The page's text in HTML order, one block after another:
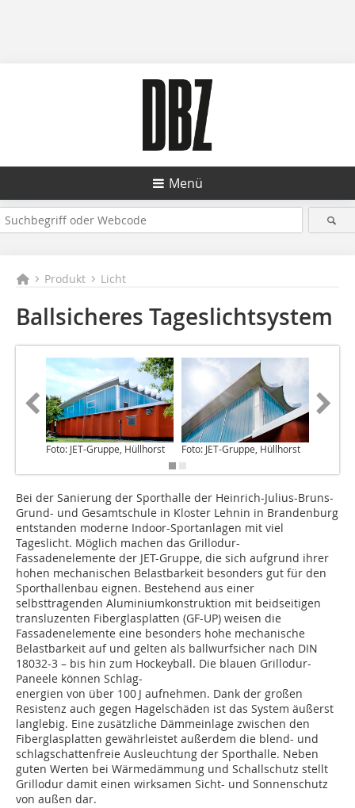
Menü
Produkt Licht
Ballsicheres Tageslichtsystem
Foto: JET-Gruppe, Hüllhorst Foto: JET-Gruppe, Hüllhorst
Bei der Sanierung der Sporthalle der Heinrich-Julius-Bruns-
Grund- und Gesamtschule in Kloster Lehnin in Brandenburg
entstanden moderne Indoor-Sportanlagen mit viel
Tageslicht. Möglich machen das Grillodur-
Fassadenelemente der JET-Gruppe, die sich aufgrund ihrer
hohen mechanischen Belastbarkeit besonders gut für den
Sporthallenbau eignen. Bestehend aus einer
selbsttragenden Aluminiumkonstruktion mit beidseitigen
trans­luzenten Fiberglasplatten (GF-UP) weisen die
Fassadenelemente eine besonders hohe mechanische
Belastbarkeit auf und gelten als ballwurfsicher nach DIN
18032-3 – bis hin zum Hockeyball. Die blauen Grillodur-
Paneele können Schlag-
energien von über 100 J aufnehmen. Dank der großen
Resistenz auch gegen Hagelschäden ist das System äußerst
langlebig. Eine zusätzliche Dämmeinlage zwischen den
Fiberglasplatten gewährleistet außerdem die blend- und
schlagschattenfreie Ausleuchtung der Sporthalle. Neben
guten Werten bei Wärmedämmung und Schallschutz stellt
Grillodur damit einen wirksamen Sicht- und Sonnenschutz
von außen dar.